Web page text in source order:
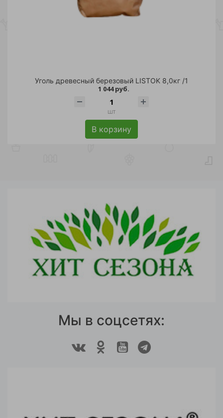
Уголь древесный березовый LISTOK 8,0кг /1
1 044 руб.
шт
В корзину
Мы в соцсетях: